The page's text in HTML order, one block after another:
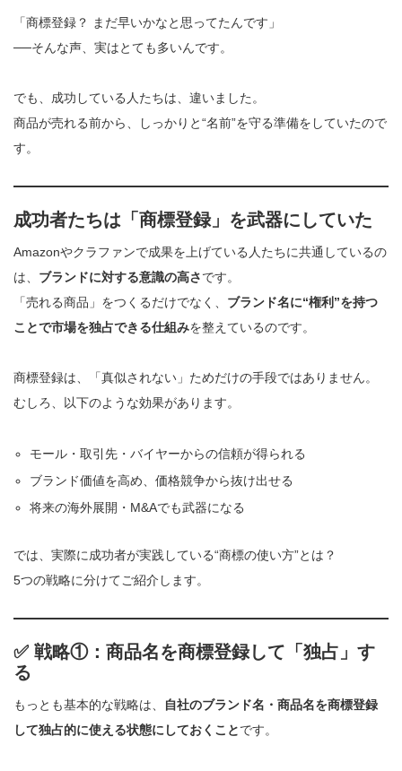
「商標登録？ まだ早いかなと思ってたんです」
──そんな声、実はとても多いんです。
でも、成功している人たちは、違いました。
商品が売れる前から、しっかりと“名前”を守る準備をしていたので
す。
成功者たちは「商標登録」を武器にしていた
Amazonやクラファンで成果を上げている人たちに共通しているの
は、 ブランドに対する意識の高さです。
「売れる商品」をつくるだけでなく、 ブランド名に“権利”を持つ
ことで市場を独占できる仕組みを整えているのです。
商標登録は、「真似されない」ためだけの手段ではありません。
むしろ、以下のような効果があります。
モール・取引先・バイヤーからの信頼が得られる
ブランド価値を高め、価格競争から抜け出せる
将来の海外展開・M&Aでも武器になる
では、実際に成功者が実践している“商標の使い方”とは？
5つの戦略に分けてご紹介します。
✅ 戦略①：商品名を商標登録して「独占」す
る
もっとも基本的な戦略は、
自社のブランド名・商品名を商標登録
して独占的に使える状態にしておくことです。